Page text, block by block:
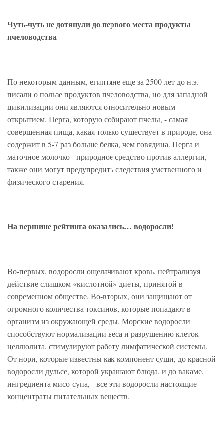
Чуть-чуть не дотянули до первого места продукты
пчеловодства
По некоторым данным, египтяне еще за 2500 лет до н.э.
писали о пользе продуктов пчеловодства, но для западной
цивилизации они являются относительно новым
открытием. Перга, которую собирают пчелы, - самая
совершенная пища, какая только существует в природе, она
содержит в 5-7 раз больше белка, чем говядина. Перга и
маточное молочко - природное средство против аллергии,
также они могут предупредить следствия умственного и
физического старения.
На вершине рейтинга оказались… водоросли!
Во-первых, водоросли ощелачивают кровь, нейтрализуя
действие слишком «кислотной» диеты, принятой в
современном обществе. Во-вторых, они защищают от
огромного количества токсинов, которые попадают в
организм из окружающей среды. Морские водоросли
способствуют нормализации веса и разрушению клеток
целлюлита, стимулируют работу лимфатической системы.
От нори, которые известны как компонент суши, до красной
водоросли дульсе, которой украшают блюда, и до вакаме,
ингредиента мисо-супа, - все эти водоросли настоящие
концентраты питательных веществ.